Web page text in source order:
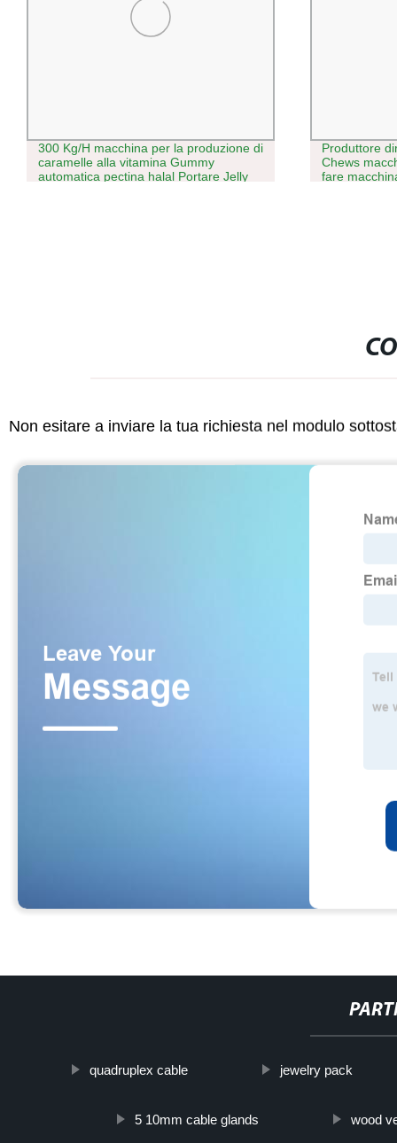
Produttore diretto estrusore cane
Chews macchine/PET tratta estrusore /
fare macchinari
Nuovo
macchina
il depositore
Non esitare a inviare la tua richiesta nel modulo
quadruplex cable jewelry pack
5 10mm cable glands wood